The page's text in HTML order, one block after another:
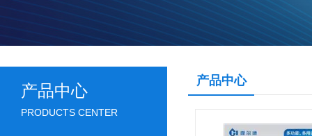
产品中心
PRODUCTS CENTER
产品中心